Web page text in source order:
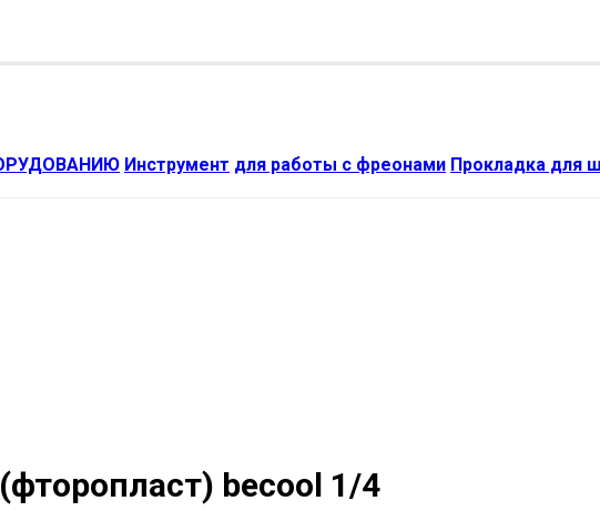
Инструмент для работы с фреонами Прокладка для
becool 1/4